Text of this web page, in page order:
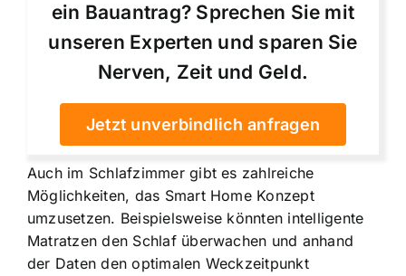
ein Bauantrag? Sprechen Sie mit
unseren Experten und sparen Sie
Nerven, Zeit und Geld.
Jetzt unverbindlich anfragen
Auch im Schlafzimmer gibt es zahlreiche
Möglichkeiten, das Smart Home Konzept
umzusetzen. Beispielsweise könnten intelligente
Matratzen den Schlaf überwachen und anhand
der Daten den optimalen Weckzeitpunkt